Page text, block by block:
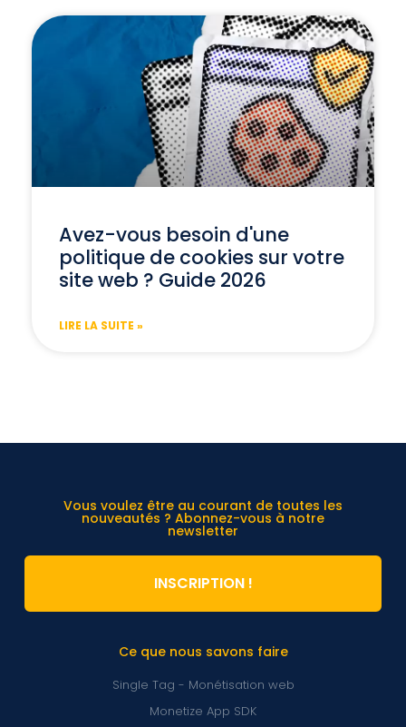
Avez-vous besoin d'une
politique de cookies sur votre
site web ? Guide 2026
LIRE LA SUITE »
Ce que nous savons faire
Single Tag - Monétisation web
Monetize App SDK
Vous voulez être au courant de toutes les
nouveautés ? Abonnez-vous à notre
newsletter
INSCRIPTION !